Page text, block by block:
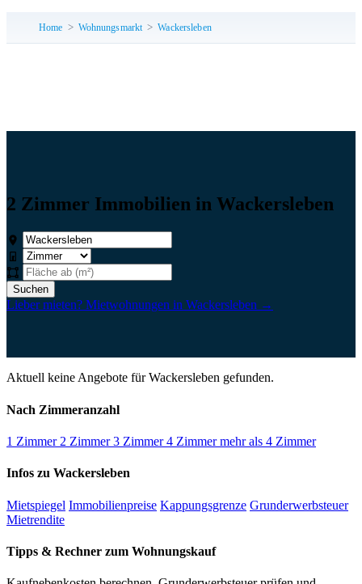
Home Wohnungsmarkt Wackersleben
2 Zimmer Immobilien in Wackersleben
Suchen
Lieber mieten? Mietwohnungen in Wackersleben →
Aktuell keine Angebote für Wackersleben gefunden.
Nach Zimmeranzahl
1 Zimmer 2 Zimmer3 Zimmer4 Zimmermehr als 4 Zimmer
Infos zu Wackersleben
Mietspiegel Immobilienpreise Kappungsgrenze Grunderwerbsteuer
Mietrendite
Tipps & Rechner zum Wohnungskauf